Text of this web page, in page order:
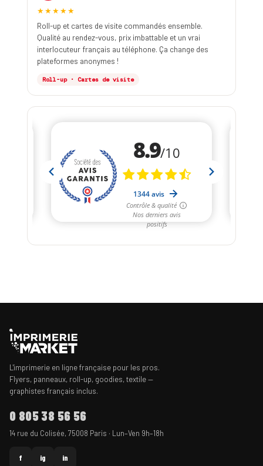
★★★★★
Roll-up et cartes de visite commandés ensemble.
Qualité au rendez-vous, prix imbattable et un vrai
interlocuteur français au téléphone. Ça change des
plateformes anonymes !
Roll-up · Cartes de visite
L'imprimerie en ligne française pour les pros.
Flyers, panneaux, roll-up, goodies, textile —
graphistes français inclus.
0 805 38 56 56
14 rue du Colisée, 75008 Paris · Lun–Ven 9h–18h
f ig in